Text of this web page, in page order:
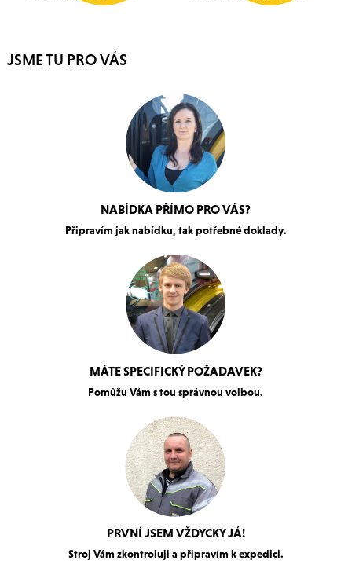
JSME TU PRO VÁS
NABÍDKA PŘÍMO PRO VÁS?
Připravím jak nabídku, tak potřebné doklady.
MÁTE SPECIFICKÝ POŽADAVEK?
Pomůžu Vám s tou správnou volbou.
PRVNÍ JSEM VŽDYCKY JÁ!
Stroj Vám zkontroluji a připravím k expedici.